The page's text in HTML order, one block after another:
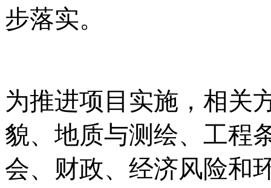
步落实。
为推进项目实施，相关
貌、地质与测绘、工程
会、财政、经济风险和